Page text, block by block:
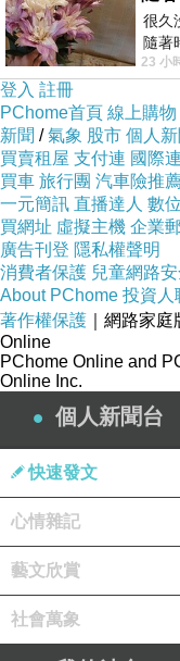
很久
隨著
接近
23 小
登入 註冊
PChome首頁 線上購物
新聞 /氣象 股市 個人新
買賣租屋 支付連 國際連
買車 旅行團 汽車險推
一元簡訊 直播達人 數
買網址 虛擬主機 企業
廣告刊登 隱私權聲明
消費者保護 兒童網路
About PChome 投資人
著作權保護 ｜網路家
Online
PChome Online and
Online Inc.
個人新聞台
快速發文
心情雜記
藝文欣賞
社會萬象